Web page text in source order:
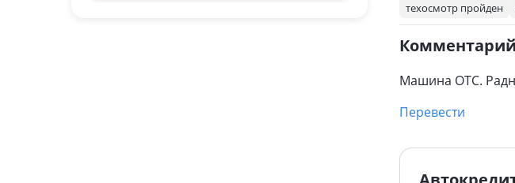
техосмотр пройден
Машина ОТС.
Перевести